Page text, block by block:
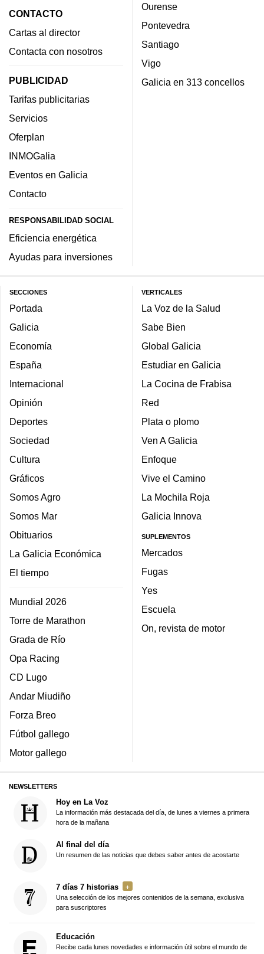
CONTACTO
Cartas al director
Contacta con nosotros
PUBLICIDAD
Tarifas publicitarias
Servicios
Oferplan
INMOGalia
Eventos en Galicia
Contacto
RESPONSABILIDAD SOCIAL
Eficiencia energética
Ayudas para inversiones
Ourense
Pontevedra
Santiago
Vigo
Galicia en 313 concellos
SECCIONES
Portada
Galicia
Economía
España
Internacional
Opinión
Deportes
Sociedad
Cultura
Gráficos
Somos Agro
Somos Mar
Obituarios
La Galicia Económica
El tiempo
Mundial 2026
Torre de Marathon
Grada de Río
Opa Racing
CD Lugo
Andar Miudiño
Forza Breo
Fútbol gallego
Motor gallego
VERTICALES
La Voz de la Salud
Sabe Bien
Global Galicia
Estudiar en Galicia
La Cocina de Frabisa
Red
Plata o plomo
Ven A Galicia
Enfoque
Vive el Camino
La Mochila Roja
Galicia Innova
SUPLEMENTOS
Mercados
Fugas
Yes
Escuela
On, revista de motor
NEWSLETTERS
Hoy en La Voz
La información más destacada del día, de lunes a viernes a primera
hora de la mañana
Al final del día
Un resumen de las noticias que debes saber antes de acostarte
7 días 7 historias
Una selección de los mejores contenidos de la semana, exclusiva
para suscriptores
Educación
Recibe cada lunes novedades e información útil sobre el mundo de